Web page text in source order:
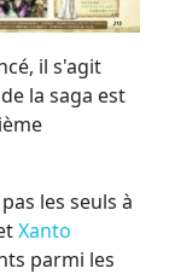
il s'agit
la saga est
les seuls à
Xanto
parmi les